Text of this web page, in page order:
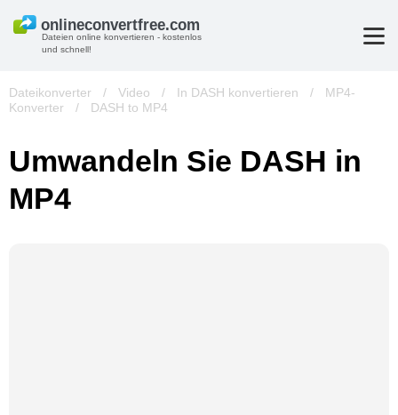
Dateien online konvertieren - kostenlos
und schnell!
Dateikonverter / Video / In DASH konvertieren /
MP4-
Konverter
/ DASH to MP4
Umwandeln Sie DASH in
MP4